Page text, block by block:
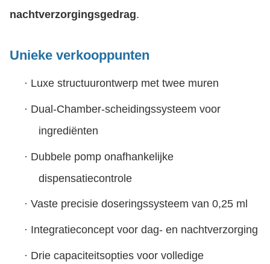
nachtverzorgingsgedrag.
Unieke verkooppunten
· Luxe structuurontwerp met twee muren
· Dual-Chamber-scheidingssysteem voor
ingrediënten
· Dubbele pomp onafhankelijke
dispensatiecontrole
· Vaste precisie doseringssysteem van 0,25 ml
· Integratieconcept voor dag- en nachtverzorging
· Drie capaciteitsopties voor volledige